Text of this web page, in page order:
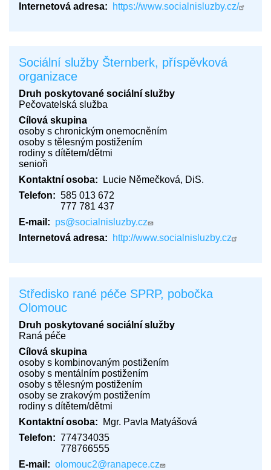
Internetová adresa
https://www.socialnisluzby.cz/
Sociální služby Šternberk, příspěvková
organizace
Druh poskytované sociální služby
Pečovatelská služba
Cílová skupina
osoby s chronickým onemocněním
osoby s tělesným postižením
rodiny s dítětem/dětmi
senioři
Kontaktní osoba
Lucie Němečková, DiS.
Telefon
585 013 672
777 781 437
E-mail
ps@socialnisluzby.cz
Internetová adresa
http://www.socialnisluzby.cz
Středisko rané péče SPRP, pobočka
Olomouc
Druh poskytované sociální služby
Raná péče
Cílová skupina
osoby s kombinovaným postižením
osoby s mentálním postižením
osoby s tělesným postižením
osoby se zrakovým postižením
rodiny s dítětem/dětmi
Kontaktní osoba
Mgr. Pavla Matyášová
Telefon
774734035
778766555
E-mail
olomouc2@ranapece.cz